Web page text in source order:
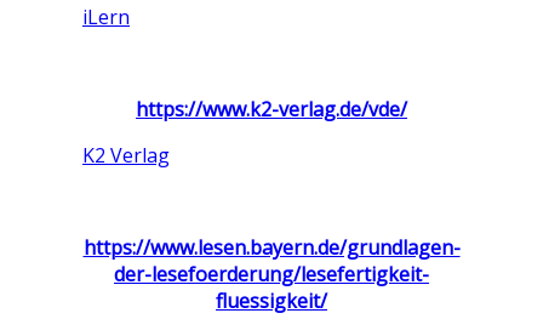
iLern
https://www.k2-verlag.de/vde/
K2 Verlag
https://www.lesen.bayern.de/grundlagen-
der-lesefoerderung/lesefertigkeit-
fluessigkeit/